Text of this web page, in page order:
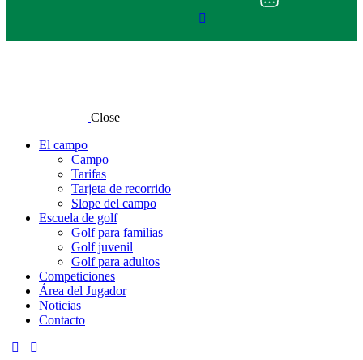
Close
El campo
Campo
Tarifas
Tarjeta de recorrido
Slope del campo
Escuela de golf
Golf para familias
Golf juvenil
Golf para adultos
Competiciones
Área del Jugador
Noticias
Contacto